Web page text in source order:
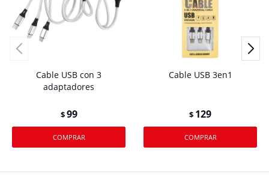
Cable USB con 3
adaptadores
$99
Cable USB 3en1
$ 129